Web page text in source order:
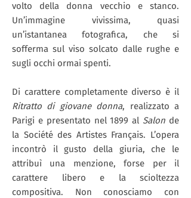
volto della donna vecchio e stanco.
Un’immagine vivissima, quasi
un’istantanea fotografica, che si
sofferma sul viso solcato dalle rughe e
sugli occhi ormai spenti.
Di carattere completamente diverso è il
Ritratto di giovane donna, realizzato a
Parigi e presentato nel 1899 al Salon de
la Société des Artistes Français. L’opera
incontrò il gusto della giuria, che le
attribuì una menzione, forse per il
carattere libero e la scioltezza
compositiva. Non conosciamo con